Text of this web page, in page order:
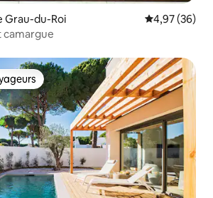
Grau-du-Roi Évaluation
4,97 (36)
camargue